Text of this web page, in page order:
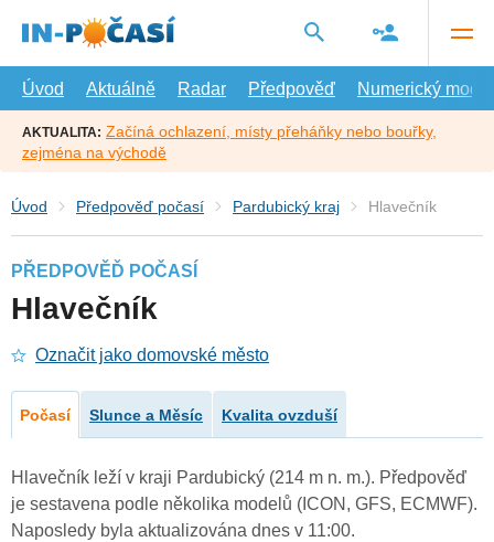
hlavní
Úvod
Aktuálně Radar Předpověď Numerický model
AKTUALITA: Začíná ochlazení, místy přeháňky nebo bouřky,
zejména na východě
Úvod Předpověď počasí Pardubický kraj Hlavečník
PŘEDPOVĚĎ POČASÍ
Hlavečník
Označit jako domovské město
Počasí Slunce a Měsíc Kvalita ovzduší
Hlavečník leží v kraji Pardubický (214 m n. m.). Předpověď
je sestavena podle několika modelů (ICON, GFS, ECMWF).
Naposledy byla aktualizována dnes v 11:00.